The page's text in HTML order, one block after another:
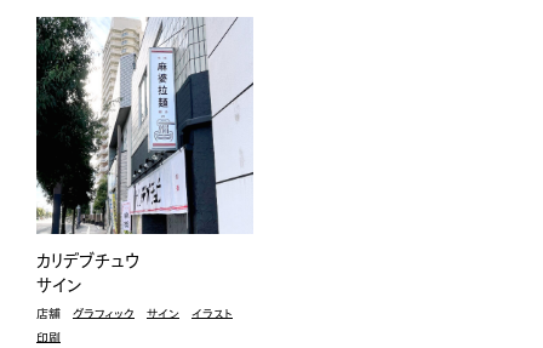
カリデブチュウ
サイン
店舗 グラフィック サイン
イラスト
印刷